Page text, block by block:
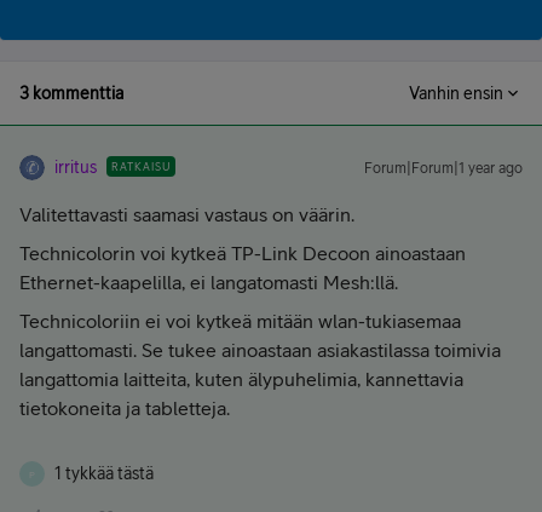
3 kommenttia Vanhin ensin
irritus RATKAISU Forum|Forum|1 year ago
Valitettavasti saamasi vastaus on väärin.
Technicolorin voi kytkeä TP-Link Decoon ainoastaan
Ethernet-kaapelilla, ei langatomasti Mesh:llä.
Technicoloriin ei voi kytkeä mitään wlan-tukiasemaa
langattomasti. Se tukee ainoastaan asiakastilassa toimivia
langattomia laitteita, kuten älypuhelimia, kannettavia
tietokoneita ja tabletteja.
1 tykkää tästä